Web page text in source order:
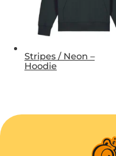
Stripes / Neon –
Hoodie